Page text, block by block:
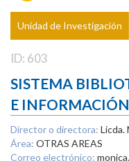
Unidad de Investigación
ID: 603
SISTEMA
E INFORMACIÓN
Director o directora: Licda.
Área: OTRAS AREAS
Correo electrónico: